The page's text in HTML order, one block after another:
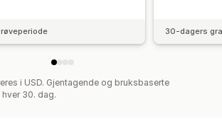
30-dagers
i USD. Gjentagende og bruksbaserte
30. dag.